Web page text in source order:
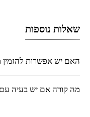
שאלות נוספות
האם יש אפשרות
מה קורה אם יש בעיה